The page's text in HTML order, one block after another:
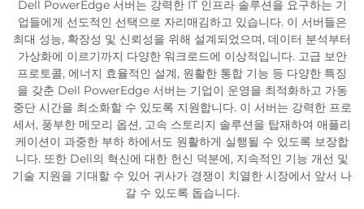
Dell PowerEdge 서버는 강력한 IT 인프라 솔루션을 요구하는 기
업들에게 선도적인 선택으로 자리매김하고 있습니다. 이 서버들은
최대 성능, 확장성 및 신뢰성을 위해 설계되었으며, 데이터 분석부터
가상화에 이르기까지 다양한 워크로드에 이상적입니다. 고급 보안
프로토콜, 에너지 효율적인 설계, 원활한 통합 기능 등 다양한 특징
을 갖춘 Dell PowerEdge 서버는 기업이 운영을 최적화하고 가동
중단 시간을 최소화할 수 있도록 지원합니다. 이 서버는 강력한 프로
세서, 풍부한 메모리 옵션, 고속 스토리지 솔루션을 탑재하여 애플리
케이션이 과중한 부하 하에서도 원활하게 실행될 수 있도록 보장합
니다. 또한 Dell의 혁신에 대한 헌신 덕분에, 지속적인 기능 개선 및
기술 지원을 기대할 수 있어 귀사가 경쟁이 치열한 시장에서 앞서 나
갈 수 있도록 돕습니다.